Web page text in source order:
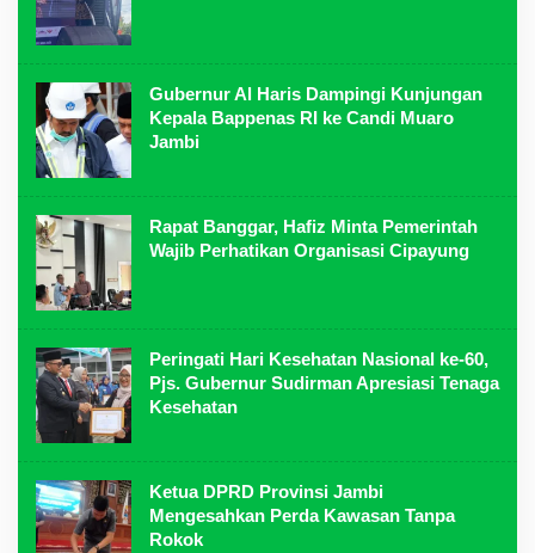
Gubernur Al Haris Dampingi Kunjungan
Kepala Bappenas RI ke Candi Muaro
Jambi
Rapat Banggar, Hafiz Minta Pemerintah
Wajib Perhatikan Organisasi Cipayung
Peringati Hari Kesehatan Nasional ke-60,
Pjs. Gubernur Sudirman Apresiasi Tenaga
Kesehatan
Ketua DPRD Provinsi Jambi
Mengesahkan Perda Kawasan Tanpa
Rokok